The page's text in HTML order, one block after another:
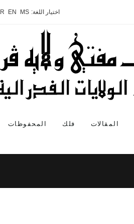
اختيار اللغة: MS
EN
المقالات فلك المحفوظات